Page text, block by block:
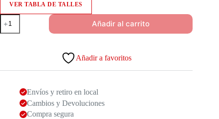
VER TABLA DE TALLES
Babucha
West
cantidad
Añadir al carrito
Añadir a favoritos
Envíos y retiro en local
Cambios y Devoluciones
Compra segura